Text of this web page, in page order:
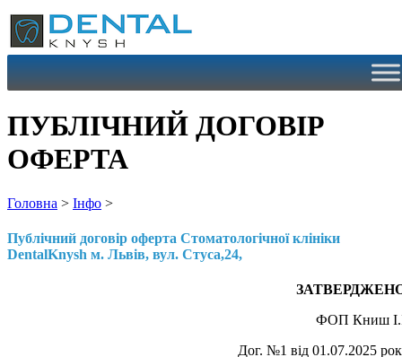
Перейти
до
вмісту
ПУБЛІЧНИЙ ДОГОВІР
ОФЕРТА
Головна > Інфо >
Публічний договір оферта Стоматологічної клініки
DentalKnysh м. Львів, вул. Стуса,24,
ФОП Книш
Дог. №1 від 01.07.2025